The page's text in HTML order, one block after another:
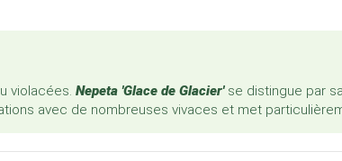
violacées. Nepeta 'Glace de Glacier'se distingue par sa
avec de nombreuses vivaces et met